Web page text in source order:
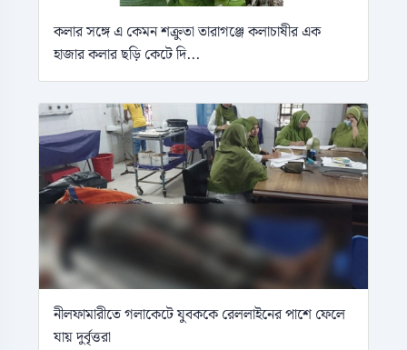
কলার সঙ্গে এ কেমন শক্রুতা তারাগঞ্জে কলাচাষীর এক
হাজার কলার ছড়ি কেটে দি...
নীলফামারীতে গলাকেটে যুবককে রেললাইনের পাশে ফেলে
যায় দুর্বৃত্তরা